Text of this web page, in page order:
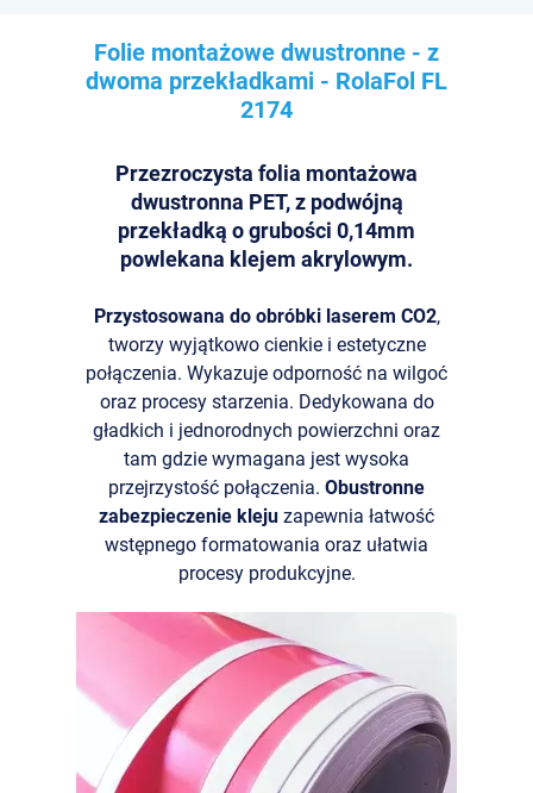
Folie montażowe dwustronne - z
dwoma przekładkami - RolaFol FL
2174
Przezroczysta folia montażowa
dwustronna PET, z podwójną
przekładką o grubości 0,14mm
powlekana klejem akrylowym.
Przystosowana do obróbki laserem CO2,
tworzy wyjątkowo cienkie i estetyczne
połączenia. Wykazuje odporność na wilgoć
oraz procesy starzenia. Dedykowana do
gładkich i jednorodnych powierzchni oraz
tam gdzie wymagana jest wysoka
przejrzystość połączenia. Obustronne
zabezpieczenie kleju zapewnia łatwość
wstępnego formatowania oraz ułatwia
procesy produkcyjne.